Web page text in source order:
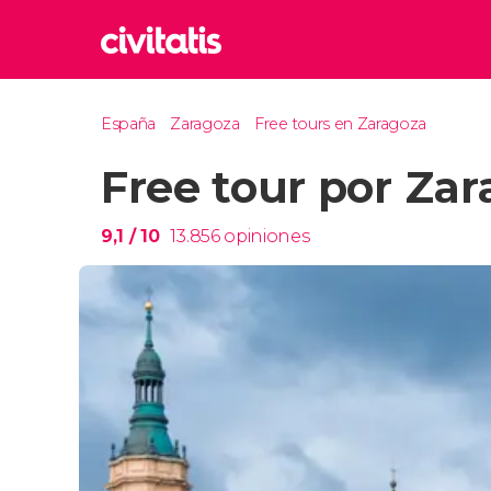
Reino
España Zaragoza Free tours en Zaragoza
Free tour por
9,1 / 10 13.856 opiniones